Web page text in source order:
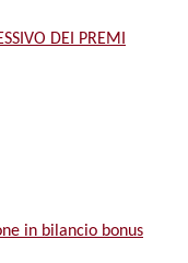
DEI PREMI
in bilancio bonus